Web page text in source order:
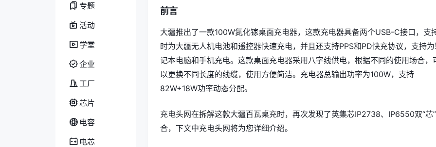
专题
活动
学堂
企业
工厂
芯片
电容
电芯
前言
大疆推出了一款100W氮化镓桌面充电器，这款充电器具备两个USB-C接口，支
时为大疆无人机电池和遥控器快速充电，并且还支持PPS和PD快充协议，支持
记本电脑和手机充电。这款桌面充电器采用八字线供电，根据不同的使用场合，
以更换不同长度的线缆，使用方便简洁。充电器总输出功率为100W，支持
82W+18W功率动态分配。
充电头网在拆解这款大疆百瓦桌充时，再次发现了英集芯IP2738、IP6550双“芯
合，下文中充电头网将为您详细介绍。